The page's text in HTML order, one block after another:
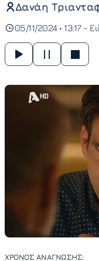
Δανάη
05/11/2024 • 13:17 -
ΧΡΟΝΟΣ ΑΝΑΓΝΩΣΗΣ: